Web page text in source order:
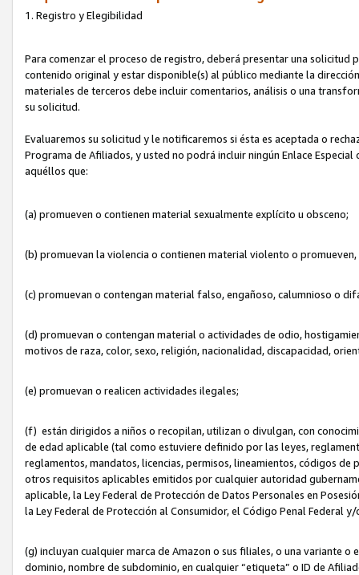
1. Registro y Elegibilidad
Para comenzar el proceso de registro, deberá presentar una solicitud
contenido original y estar disponible(s) al público mediante la
materiales de terceros debe incluir comentarios, análisis o una
su solicitud.
Evaluaremos su solicitud y le notificaremos si ésta es aceptada o
Programa de Afiliados, y usted no podrá incluir ningún Enlace
aquéllos que:
(a) promueven o contienen material sexualmente explícito u obsceno;
(b) promuevan la violencia o contienen material violento o
(c) promuevan o contengan material falso, engañoso, calumnioso o
(d) promuevan o contengan material o actividades de odio,
motivos de raza, color, sexo, religión, nacionalidad, discapacidad,
(e) promuevan o realicen actividades ilegales;
(f) están dirigidos a niños o recopilan, utilizan o divulgan, con
de edad aplicable (tal como estuviere definido por las leyes,
reglamentos, mandatos, licencias, permisos, lineamientos, códigos
otros requisitos aplicables emitidos por cualquier autoridad
aplicable, la Ley Federal de Protección de Datos Personales en
la Ley Federal de Protección al Consumidor, el Código Penal Federal
(g) incluyan cualquier marca de Amazon o sus filiales, o una variante
dominio, nombre de subdominio, en cualquier “etiqueta” o ID de